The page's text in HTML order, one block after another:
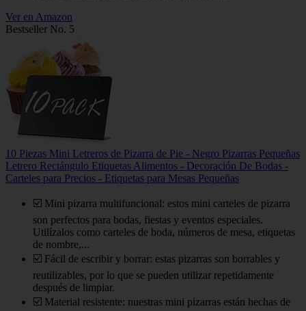
Ver en Amazon
Bestseller No. 5
10 Piezas Mini Letreros de Pizarra de Pie - Negro Pizarras Pequeñas
Letrero Rectángulo Etiquetas Alimentos - Decoración De Bodas -
Carteles para Precios - Etiquetas para Mesas Pequeñas
☑️ Mini pizarra multifuncional: estos mini carteles de pizarra
son perfectos para bodas, fiestas y eventos especiales.
Utilízalos como carteles de boda, números de mesa, etiquetas
de nombre,...
☑️ Fácil de escribir y borrar: estas pizarras son borrables y
reutilizables, por lo que se pueden utilizar repetidamente
después de limpiar.
☑️ Material resistente: nuestras mini pizarras están hechas de